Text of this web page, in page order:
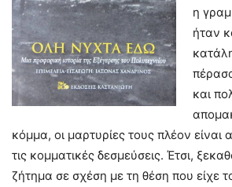
η
ήταν
και
κόμμα, οι μαρτυρίες τους πλέον
τις κομματικές δεσμεύσεις. Έτσι,
ζήτημα σε σχέση με τη θέση που είχε